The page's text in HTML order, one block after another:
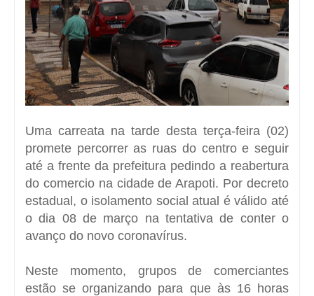
Uma carreata na tarde desta terça-feira (02)
promete percorrer as ruas do centro e seguir
até a frente da prefeitura pedindo a reabertura
do comercio na cidade de Arapoti. Por decreto
estadual, o isolamento social atual é válido até
o dia 08 de março na tentativa de conter o
avanço do novo coronavírus.
Neste momento, grupos de comerciantes
estão se organizando para que às 16 horas